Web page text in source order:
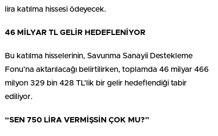
lira katılma hissesi ödeyecek.
46 MİLYAR TL GELİR HEDEFLENİYOR
Bu katılma hisselerinin, Savunma Sanayii Destekleme
Fonu’na aktarılacağı belirtilirken, toplamda 46 milyar 466
milyon 329 bin 428 TL’lik bir gelir hedeflendiği tabir
ediliyor.
“SEN 750 LİRA VERMİŞSİN ÇOK MU?”